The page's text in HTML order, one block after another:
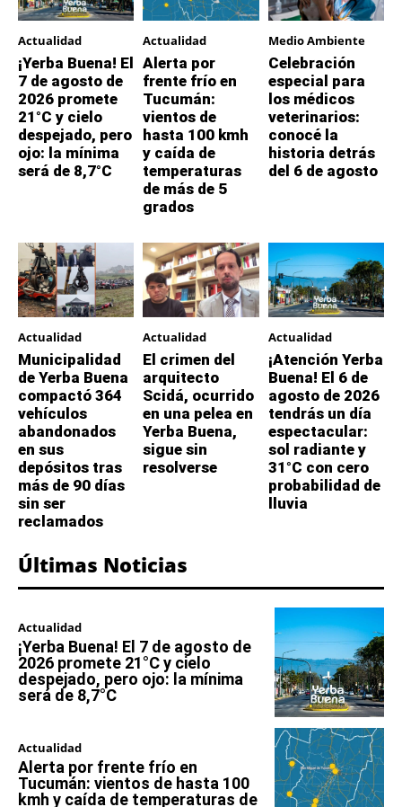
Actualidad
¡Yerba Buena! El
7 de agosto de
2026 promete
21°C y cielo
despejado, pero
ojo: la mínima
será de 8,7°C
Actualidad
Alerta por
frente frío en
Tucumán:
vientos de
hasta 100 kmh
y caída de
temperaturas
de más de 5
grados
Medio Ambiente
Celebración
especial para
los médicos
veterinarios:
conocé la
historia detrás
del 6 de agosto
Actualidad
Municipalidad
de Yerba Buena
compactó 364
vehículos
abandonados
en sus
depósitos tras
más de 90 días
sin ser
reclamados
Actualidad
El crimen del
arquitecto
Scidá, ocurrido
en una pelea en
Yerba Buena,
sigue sin
resolverse
Actualidad
¡Atención Yerba
Buena! El 6 de
agosto de 2026
tendrás un día
espectacular:
sol radiante y
31°C con cero
probabilidad de
lluvia
Últimas Noticias
Actualidad
¡Yerba Buena! El 7 de agosto de
2026 promete 21°C y cielo
despejado, pero ojo: la mínima
será de 8,7°C
Actualidad
Alerta por frente frío en
Tucumán: vientos de hasta 100
kmh y caída de temperaturas de